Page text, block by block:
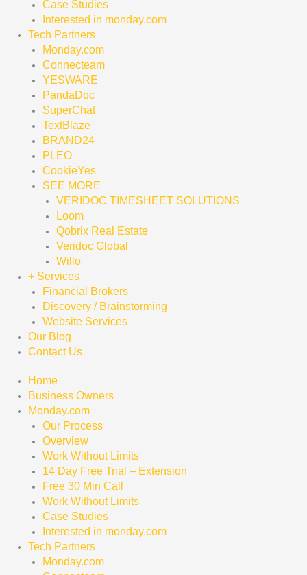
Case Studies
Interested in monday.com
Tech Partners
Monday.com
Connecteam
YESWARE
PandaDoc
SuperChat
TextBlaze
BRAND24
PLEO
CookieYes
SEE MORE
VERIDOC TIMESHEET SOLUTIONS
Loom
Qobrix Real Estate
Veridoc Global
Willo
+ Services
Financial Brokers
Discovery / Brainstorming
Website Services
Our Blog
Contact Us
Home
Business Owners
Monday.com
Our Process
Overview
Work Without Limits
14 Day Free Trial – Extension
Free 30 Min Call
Work Without Limits
Case Studies
Interested in monday.com
Tech Partners
Monday.com